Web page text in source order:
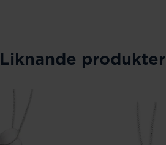
Liknande produkter